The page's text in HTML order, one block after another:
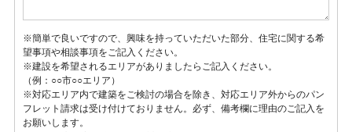
※簡単で良いですので、興味を持っていただいた部分、住宅に関する希
望事項や相談事項をご記入ください。
※建設を希望されるエリアがありましたらご記入ください。
（例：○○市○○エリア）
※対応エリア内で建築をご検討の場合を除き、対応エリア外からのパン
フレット請求は受け付けておりません。必ず、備考欄に理由のご記入を
お願いします。